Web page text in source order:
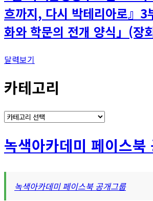
흐까지, 다시 박테리아로』3
화와 학문의 전개 양식」(장
달력보기
카테고리
카
고
리
녹색아카데미 페이스북
녹색아카데미 페이스북 공개그룹